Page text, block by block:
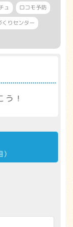
ュ
ロコモ予防
りセンター
う！